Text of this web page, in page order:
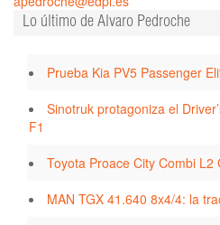
Lo último de Alvaro Pedroche
Prueba Kia PV5 Passenger
Sinotruk protagoniza el
F1
Toyota Proace City Combi
MAN TGX 41.640 8x4/4: la